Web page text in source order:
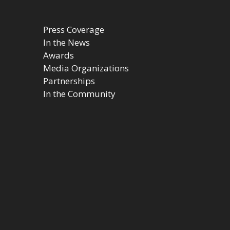
Press Coverage
In the News
Awards
Media Organizations
Partnerships
In the Community